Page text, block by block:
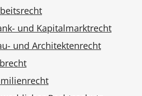
und Kapitalmarktrecht
und Architektenrecht